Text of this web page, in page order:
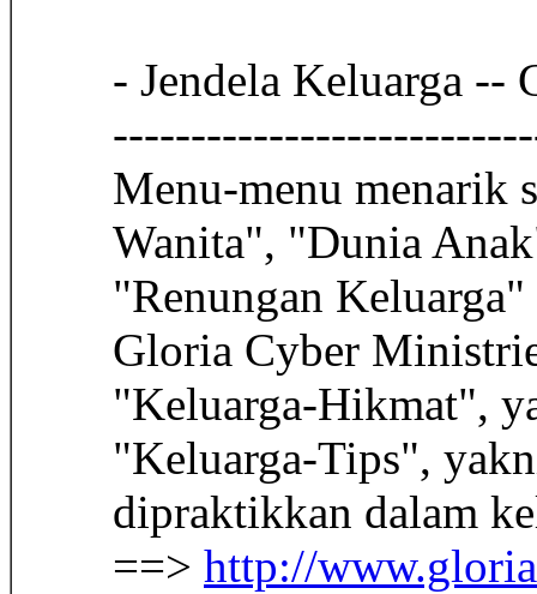
- Jendela Keluarga
Menu-menu menarik
Wanita", "Dunia
"Renungan
Gloria Cyber
"Keluarga-Hikmat",
"Keluarga-Tips",
dipraktikkan dalam
==> http://